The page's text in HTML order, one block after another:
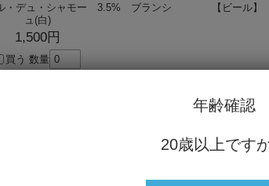
・デュ・シャモー 3.5% ブランシ
ュ(白)
1,500円
買う 数量
【ビール
年齢確認
20歳以上です